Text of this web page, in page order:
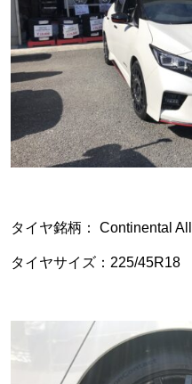
タイヤ銘柄： Continental
タイヤサイズ：225/45R18